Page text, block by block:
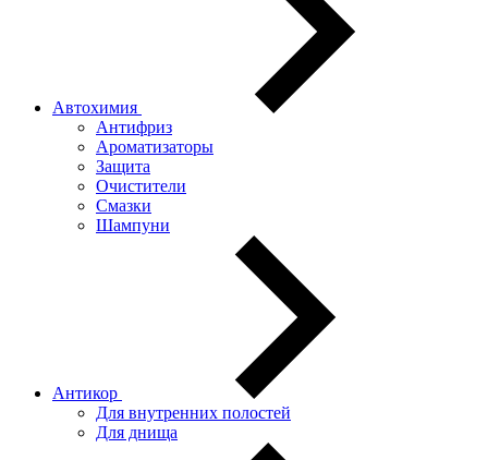
Автохимия
Антифриз
Ароматизаторы
Защита
Очистители
Смазки
Шампуни
Антикор
Для внутренних полостей
Для днища